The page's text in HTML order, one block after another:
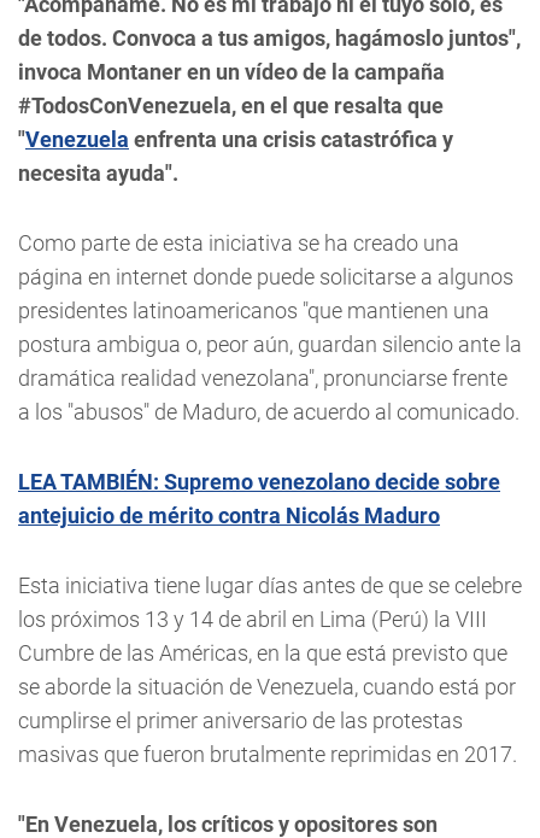
de todos. Convoca a tus amigos, hagámoslo juntos",
invoca Montaner en un vídeo de la campaña
#TodosConVenezuela, en el que resalta que
"Venezuela enfrenta una crisis catastrófica y
necesita ayuda".
Como parte de esta iniciativa se ha creado una
página en internet donde puede solicitarse a algunos
presidentes latinoamericanos "que mantienen una
postura ambigua o, peor aún, guardan silencio ante la
dramática realidad venezolana", pronunciarse frente
a los "abusos" de Maduro, de acuerdo al comunicado.
LEA TAMBIÉN: Supremo venezolano decide sobre
antejuicio de mérito contra Nicolás Maduro
Esta iniciativa tiene lugar días antes de que se celebre
los próximos 13 y 14 de abril en Lima (Perú) la VIII
Cumbre de las Américas, en la que está previsto que
se aborde la situación de Venezuela, cuando está por
cumplirse el primer aniversario de las protestas
masivas que fueron brutalmente reprimidas en 2017.
"En Venezuela, los críticos y opositores son